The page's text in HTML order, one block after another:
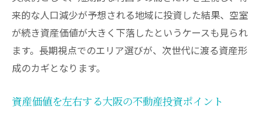
来的な人口減少が予想される地域に投資した結果、空室
が続き資産価値が大きく下落したというケースも見られ
ます。長期視点でのエリア選びが、次世代に渡る資産形
成のカギとなります。
資産価値を左右する大阪の不動産投資ポイント